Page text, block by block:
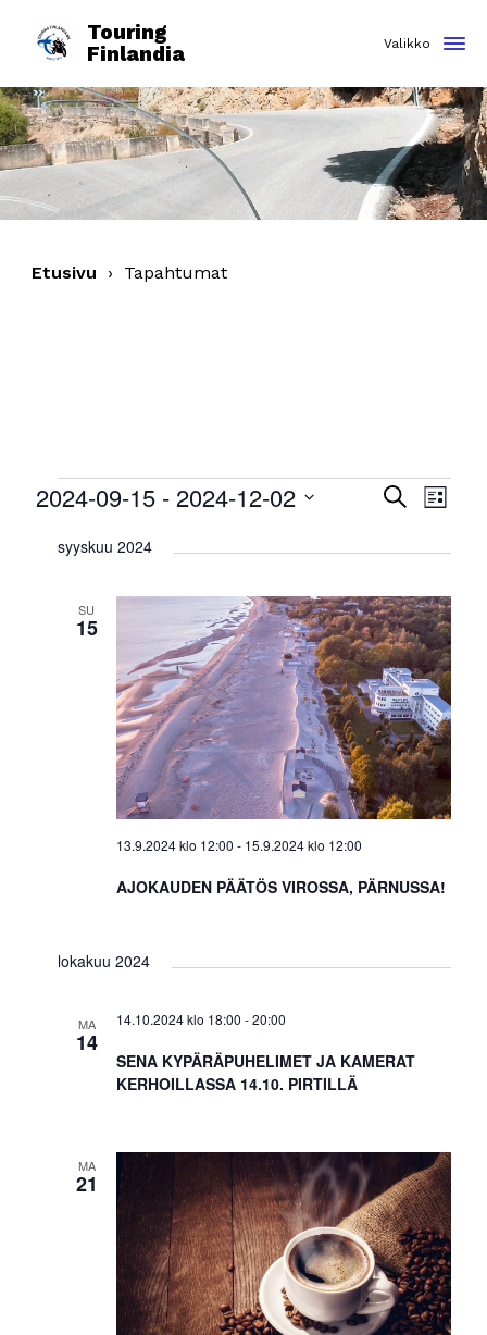
Touring
Finlandia
Etusivu › Tapahtumat
Tapahtumat
aja
Etsi
Lista
2024-09-15 - 2024-12-02
päivä.
syyskuu 2024
SU
15
AJOKAUDEN PÄÄTÖS VIROSSA, PÄRNUSSA!
13.9.2024 klo 12:00 - 15.9.2024 klo 12:00
lokakuu 2024
MA
14
SENA KYPÄRÄPUHELIMET JA KAMERAT
KERHOILLASSA 14.10. PIRTILLÄ
14.10.2024 klo 18:00 -20:00
MA
21